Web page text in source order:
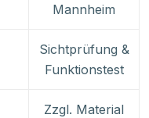
Mannheim
Sichtprüfung &
Funktionstest
Zzgl. Material